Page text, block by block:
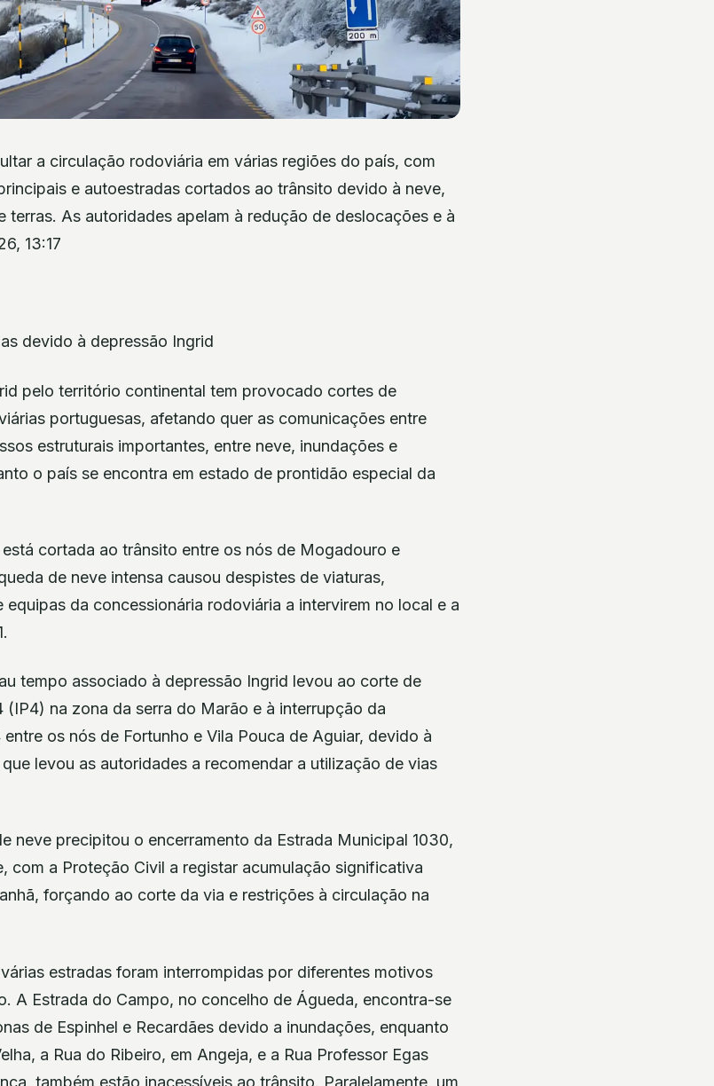
a circulação rodoviária em várias regiões do país, com
e autoestradas cortados ao trânsito devido à neve,
terras. As autoridades apelam à redução de deslocações e à
13:17
devido à depressão Ingrid
pelo território continental tem provocado cortes de
portuguesas, afetando quer as comunicações entre
estruturais importantes, entre neve, inundações e
o país se encontra em estado de prontidão especial da
cortada ao trânsito entre os nós de Mogadouro e
de neve intensa causou despistes de viaturas,
da concessionária rodoviária a intervirem no local e a
tempo associado à depressão Ingrid levou ao corte de
na zona da serra do Marão e à interrupção da
os nós de Fortunho e Vila Pouca de Aguiar, devido à
levou as autoridades a recomendar a utilização de vias
neve precipitou o encerramento da Estrada Municipal 1030,
com a Proteção Civil a registar acumulação significativa
forçando ao corte da via e restrições à circulação na
estradas foram interrompidas por diferentes motivos
A Estrada do Campo, no concelho de Águeda, encontra-se
de Espinhel e Recardães devido a inundações, enquanto
a Rua do Ribeiro, em Angeja, e a Rua Professor Egas
também estão inacessíveis ao trânsito. Paralelamente, um